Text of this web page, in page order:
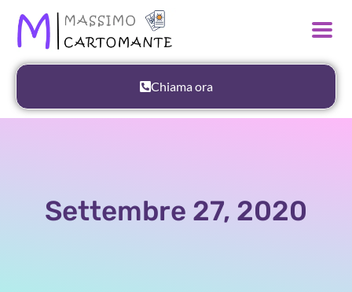
Chiama ora
Settembre 27, 2020